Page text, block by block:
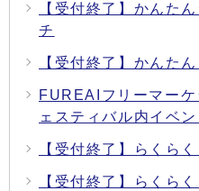
【受付終了】かんた
チ
【受付終了】かんた
FUREAIフリーマー
ェスティバル内イベン
【受付終了】らくら
【受付終了】らくら